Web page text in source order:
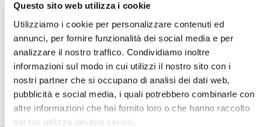
Questo sito web utilizza i cookie
Utilizziamo i cookie per personalizzare contenuti ed
annunci, per fornire funzionalità dei social media e per
analizzare il nostro traffico. Condividiamo inoltre
informazioni sul modo in cui utilizzi il nostro sito con i
nostri partner che si occupano di analisi dei dati web,
pubblicità e social media, i quali potrebbero combinarle con
altre informazioni che hai fornito loro o che hanno raccolto
dal tuo utilizzo dei loro servizi.